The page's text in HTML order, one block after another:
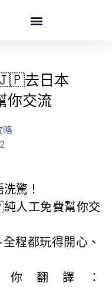
去日本
你交流
略
驚！
人工免費幫你交
程都玩得開心、
翻譯：